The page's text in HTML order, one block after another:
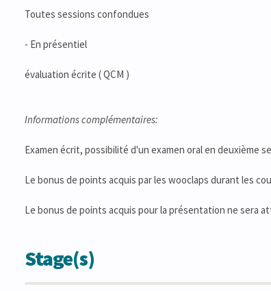
Toutes sessions confondues
- En présentiel
évaluation écrite ( QCM )
Informations complémentaires:
Examen écrit, possibilité d'un examen oral en deuxième
Le bonus de points acquis par les wooclaps durant les
Le bonus de points acquis pour la présentation ne sera
Stage(s)